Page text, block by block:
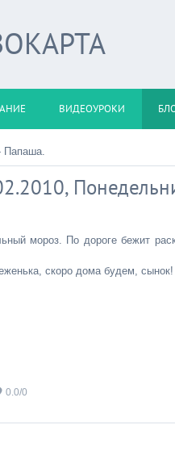
ВИДЕОУРОКИ
Папаша.
мороз. По дороге бежит
скоро дома будем, сынок!
0.0/0